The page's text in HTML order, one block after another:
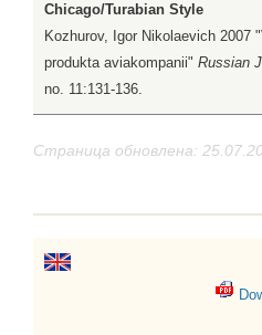
Chicago/Turabian Style
Kozhurov, Igor Nikolaevich 2007
produkta aviakompanii" Russian
no. 11:131-136.
Страница обновлена: